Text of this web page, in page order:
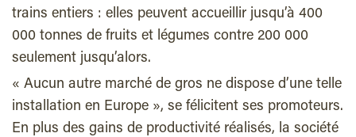
trains entiers : elles peuvent accueillir jusqu’à 400
000 tonnes de fruits et légumes contre 200 000
seulement jusqu’alors.
« Aucun autre marché de gros ne dispose d’une telle
installation en Europe », se félicitent ses promoteurs.
En plus des gains de productivité réalisés, la société